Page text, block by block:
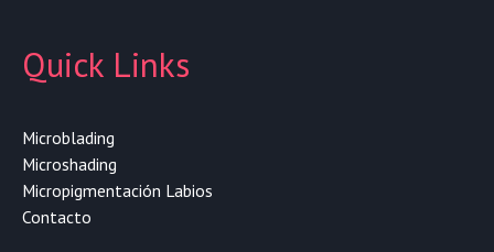
Quick Links
Microblading
Microshading
Micropigmentación Labios
Contacto